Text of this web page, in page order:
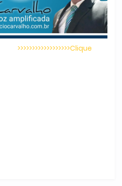
>>>>>>>>>>>>>>>>>>Clique